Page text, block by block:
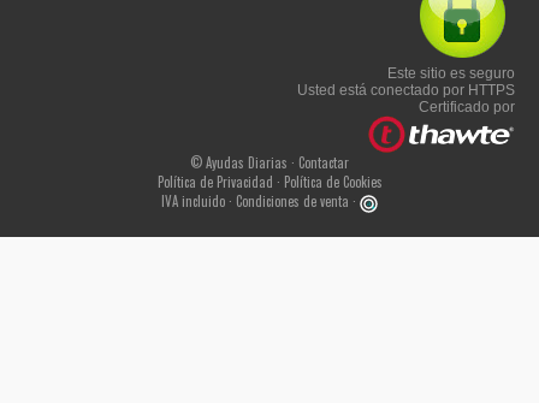
Este sitio es seguro
Usted está conectado por HTTPS
Certificado por
© Ayudas Diarias · Contactar
Política de Privacidad · Política de Cookies
IVA incluido · Condiciones de venta ·